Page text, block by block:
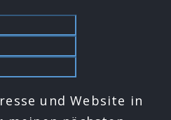
und Website in